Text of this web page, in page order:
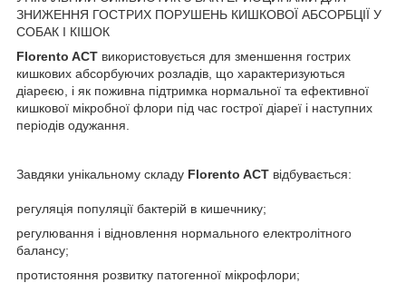
ЗНИЖЕННЯ ГОСТРИХ ПОРУШЕНЬ КИШКОВОЇ АБСОРБЦІЇ У
СОБАК І КІШОК
Florento ACT використовується для зменшення гострих
кишкових абсорбуючих розладів, що характеризуються
діареєю, і як поживна підтримка нормальної та ефективної
кишкової мікробної флори під час гострої діареї і наступних
періодів одужання.
Завдяки унікальному складу Florento ACT відбувається:
регуляція популяції бактерій в кишечнику;
регулювання і відновлення нормального електролітного
балансу;
протистояння розвитку патогенної мікрофлори;